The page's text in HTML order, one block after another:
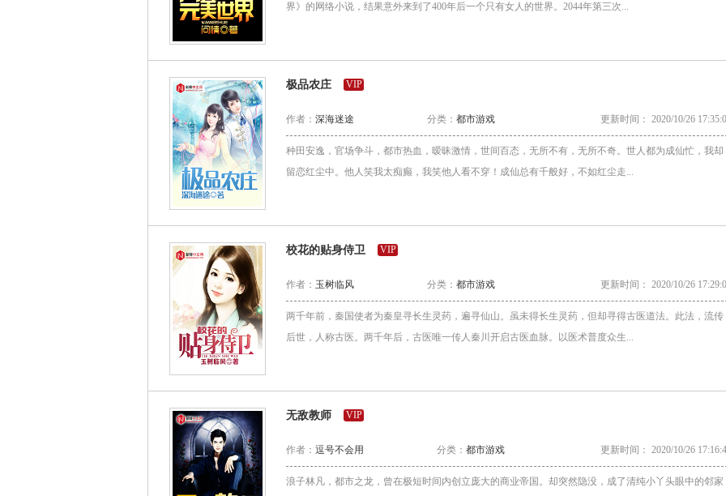
界》的网络小说，结果意外来到了400年后一个只有女人的世界。2044年第三次...
极品农庄 VIP
作者： 深海迷途 分类： 都市游戏 更新时间： 2020/10/26
种田安逸，官场争斗，都市热血，暧昧激情，世间百态，无所不有，无所不奇。世人都为成仙忙，我却
留恋红尘中。他人笑我太痴癫，我笑他人看不穿！成仙总有千般好，不如红尘走...
校花的贴身侍卫 VIP
作者： 玉树临风 分类： 都市游戏 更新时间： 2020/10/26
两千年前，秦国使者为秦皇寻长生灵药，遍寻仙山。虽未得长生灵药，但却寻得古医道法。此法，流传
后世，人称古医。两千年后，古医唯一传人秦川开启古医血脉。以医术普度众生...
无敌教师 VIP
作者： 逗号不会用 分类： 都市游戏 更新时间： 2020/10/26
浪子林凡，都市之龙，曾在极短时间内创立庞大的商业帝国。却突然隐没，成了清纯小丫头眼中的邻家